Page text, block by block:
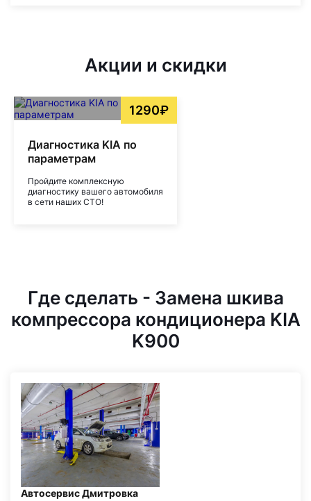
Акции и скидки
1290₽
Диагностика KIA по
параметрам
Пройдите комплексную
диагностику вашего автомобиля
в сети наших СТО!
Где сделать - Замена шкива
компрессора кондиционера KIA
K900
Автосервис Дмитровка